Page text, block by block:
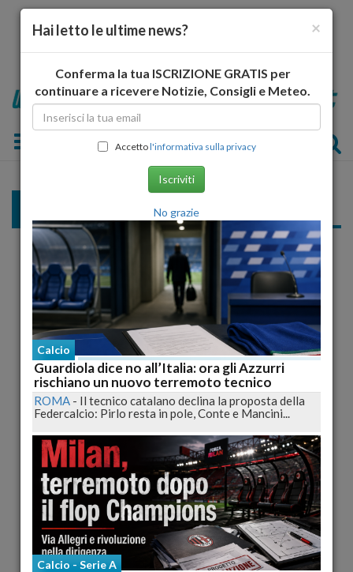
Toggle navigation
« 9 10 11 12 ... »
L'Aquila Rugby 1936, la partita con il Mogliano
Designazioni della II giornata di Eccellenza: anticipata alle
15.00 L'Aquila - Mogliano Il CNAr,...
pubblicato il 26/09/2012 16:21
×
Hai letto le ultime news?
Conferma la tua ISCRIZIONE GRATIS per
continuare a ricevere Notizie, Consigli e Meteo.
Accettol'informativa sulla privacy
Iscriviti
No grazie
Calcio
Guardiola dice no all’Italia: ora gli Azzurri
rischiano un nuovo terremoto tecnico
ROMA - Il tecnico catalano declina la proposta della
Federcalcio: Pirlo resta in pole, Conte e Mancini...
Calcio - Serie A